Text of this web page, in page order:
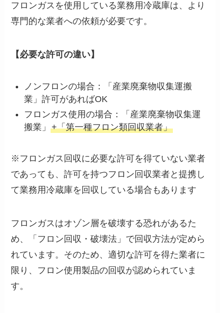
フロンガスを使用している業務用冷蔵庫は、より
専門的な業者への依頼が必要です。
【必要な許可の違い】
ノンフロンの場合：「産業廃棄物収集運搬
業」許可があればOK
フロンガス使用の場合：「産業廃棄物収集運
搬業」+「第一種フロン類回収業者」
※フロンガス回収に必要な許可を得ていない業者
であっても、許可を持つフロン回収業者と提携し
て業務用冷蔵庫を回収している場合もあります
フロンガスはオゾン層を破壊する恐れがあるた
め、「フロン回収・破壊法」で回収方法が定めら
れています。そのため、適切な許可を得た業者に
限り、フロン使用製品の回収が認められていま
す。